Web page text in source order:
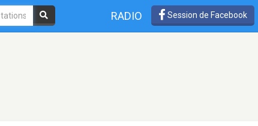
RADIO Session de Facebook